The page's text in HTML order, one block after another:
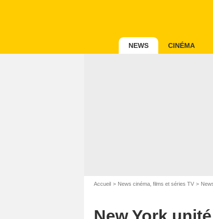
NEWS CINÉMA
Accueil News cinéma, films et séries TV